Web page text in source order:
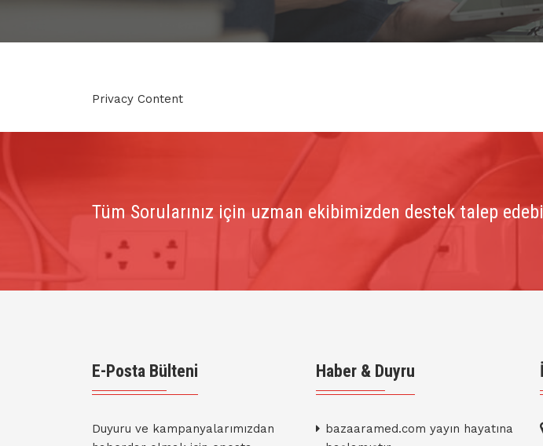
Privacy Content
Tüm Sorularınız için uzman ekibimizden destek talep
E-Posta Bülteni
Duyuru ve kampanyalarımızdan
Haber & Duyru
bazaaramed.com yayın hayatına